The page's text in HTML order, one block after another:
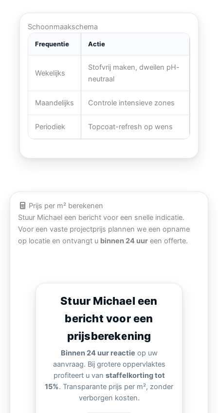
Schoonmaakschema
Frequentie Actie
Wekelijks
Stofvrij maken, dweilen pH-
neutraal
Maandelijks Controle intensieve zones
Periodiek Topcoat-refresh op wens
Prijs per m² berekenen
Stuur Michael een bericht voor een snelle indicatie.
Voor een vaste projectprijs plannen we een opname
op locatie en ontvangt u binnen 24 uur een offerte.
Stuur Michael een
bericht voor een
prijsberekening
Binnen 24 uur reactie op uw
aanvraag. Bij grotere oppervlaktes
profiteert u van staffelkorting tot
15%. Transparante prijs per m², zonder
verborgen kosten.